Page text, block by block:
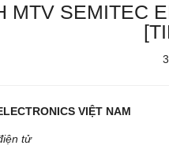
MTV SEMITEC
VIỆT NAM
tử